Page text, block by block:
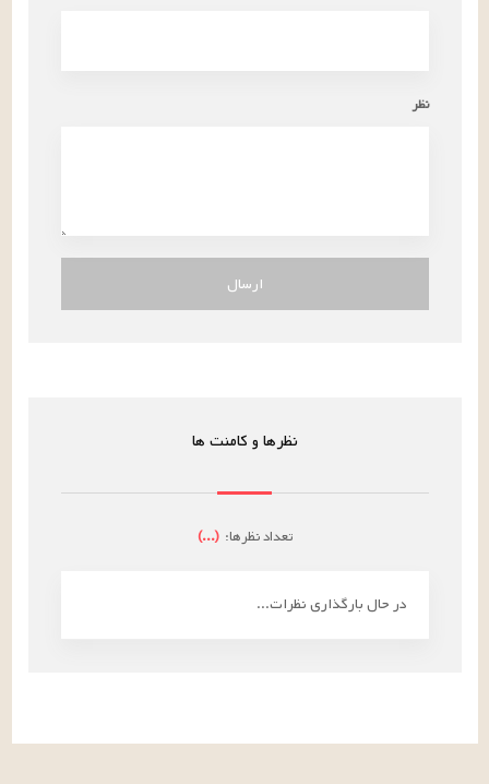
نظر
ارسال
نظرها و کامنت ها
تعداد نظرها: (
...
)
در حال بارگذاری نظرات...